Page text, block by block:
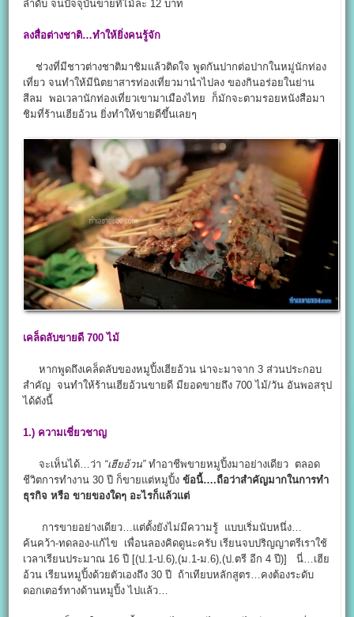
ลำดับ จนปัจจุบันขายที่ไม้ละ 12 บาท
ลงสื่อต่างชาติ…ทำให้ยิ่งคนรู้จัก
ช่วงที่มีชาวต่างชาติมาชิมแล้วติดใจ พูดกันปากต่อปากในหมู่นักท่อง
เที่ยว จนทำให้มีนิตยาสารท่องเที่ยวมานำไปลง ของกินอร่อยในย่าน
สีลม พอเวลานักท่องเที่ยวเขามาเมืองไทย ก็มักจะตามรอยหนังสือมา
ชิมที่ร้านเฮียอ้วน ยิ่งทำให้ขายดีขึ้นเลยๆ
เคล็ดลับขายดี 700ไม้
หากพูดถึงเคล็ดลับของหมูปิ้งเฮียอ้วน น่าจะมาจาก 3 ส่วนประกอบ
สำคัญ จนทำให้ร้านเฮียอ้วนขายดี มียอดขายถึง 700 ไม้/วัน อันพอสรุป
ได้ดังนี้
1.) ความเชี่ยวชาญ
จะเห็นได้…ว่า “เฮียอ้วน”ทำอาชีพขายหมูปิ้งมาอย่างเดียว ตลอด
ชีวิตการทำงาน 30 ปี ก็ขายแต่หมูปิ้งข้อนี้….ถือว่าสำคัญมากในการทำ
ธุรกิจ หรือ ขายของใดๆ อะไรก็แล้วแต่
การขายอย่างเดียว…แต่ตั้งยังไม่มีความรู้ แบบเริ่มนับหนึ่ง…
ค้นคว้า-ทดลอง-แก้ไข เพื่อนลองคิดดูนะครับ เรียนจบปริญญาตรีเราใช้
เวลาเรียนประมาณ 16 ปี [(ป.1-ป.6),(ม.1-ม.6),(ป.ตรี อีก 4 ปี)] นี่…เฮีย
อ้วน เรียนหมูปิ้งด้วยตัวเองถึง 30 ปี ถ้าเทียบหลักสูตร…คงต้องระดับ
ดอกเตอร์ทางด้านหมูปิ้ง ไปแล้ว…